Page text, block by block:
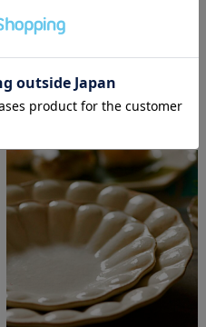
〔受注制作品〕島村ナナ 梶の
葉 はしおき＊納期6～9か月